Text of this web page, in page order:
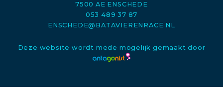
7500 AE ENSCHEDE
053 489 37 87
ENSCHEDE@BATAVIERENRACE.NL
Deze website wordt mede mogelijk gemaakt door